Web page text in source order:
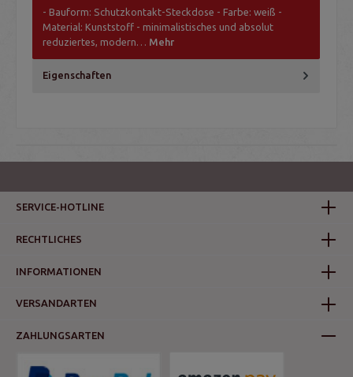
- Bauform: Schutzkontakt-Steckdose - Farbe: weiß -
Material: Kunststoff - minimalistisches und absolut
reduziertes, modern… Mehr
Eigenschaften
SERVICE-HOTLINE
RECHTLICHES
INFORMATIONEN
VERSANDARTEN
ZAHLUNGSARTEN